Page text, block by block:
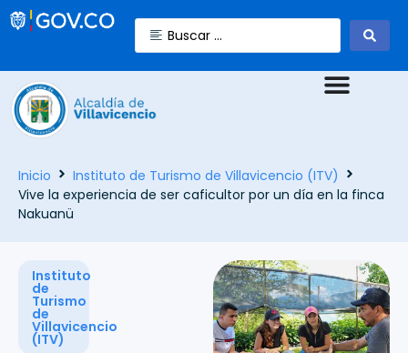
Inicio
Instituto de Turismo de Villavicencio (ITV)
Vive la experiencia de ser caficultor por un día en la finca
Nakuanü
Instituto
de
Turismo
de
Villavicencio
(ITV)